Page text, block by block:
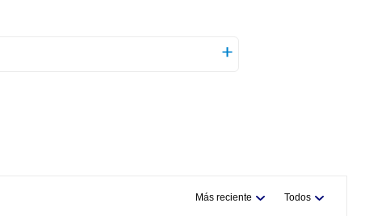
Más reciente Todos